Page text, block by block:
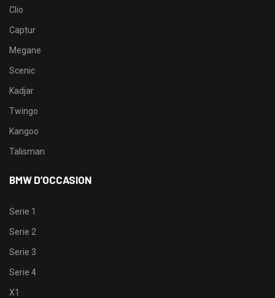
Clio
Captur
Megane
Scenic
Kadjar
Twingo
Kangoo
Talisman
BMW D’OCCASION
Serie 1
Serie 2
Serie 3
Serie 4
X1